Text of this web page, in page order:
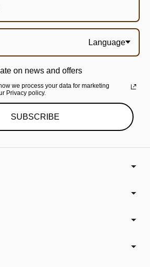
Language
on news and offers
we process your data for marketing
Privacy policy.
SUBSCRIBE